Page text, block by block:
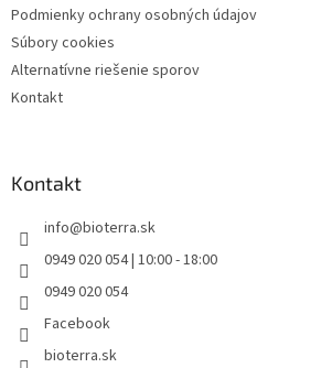
Podmienky ochrany osobných údajov
Súbory cookies
Alternatívne riešenie sporov
Kontakt
Kontakt
info@bioterra.sk
0949 020 054 | 10:00 - 18:00
0949 020 054
Facebook
bioterra.sk